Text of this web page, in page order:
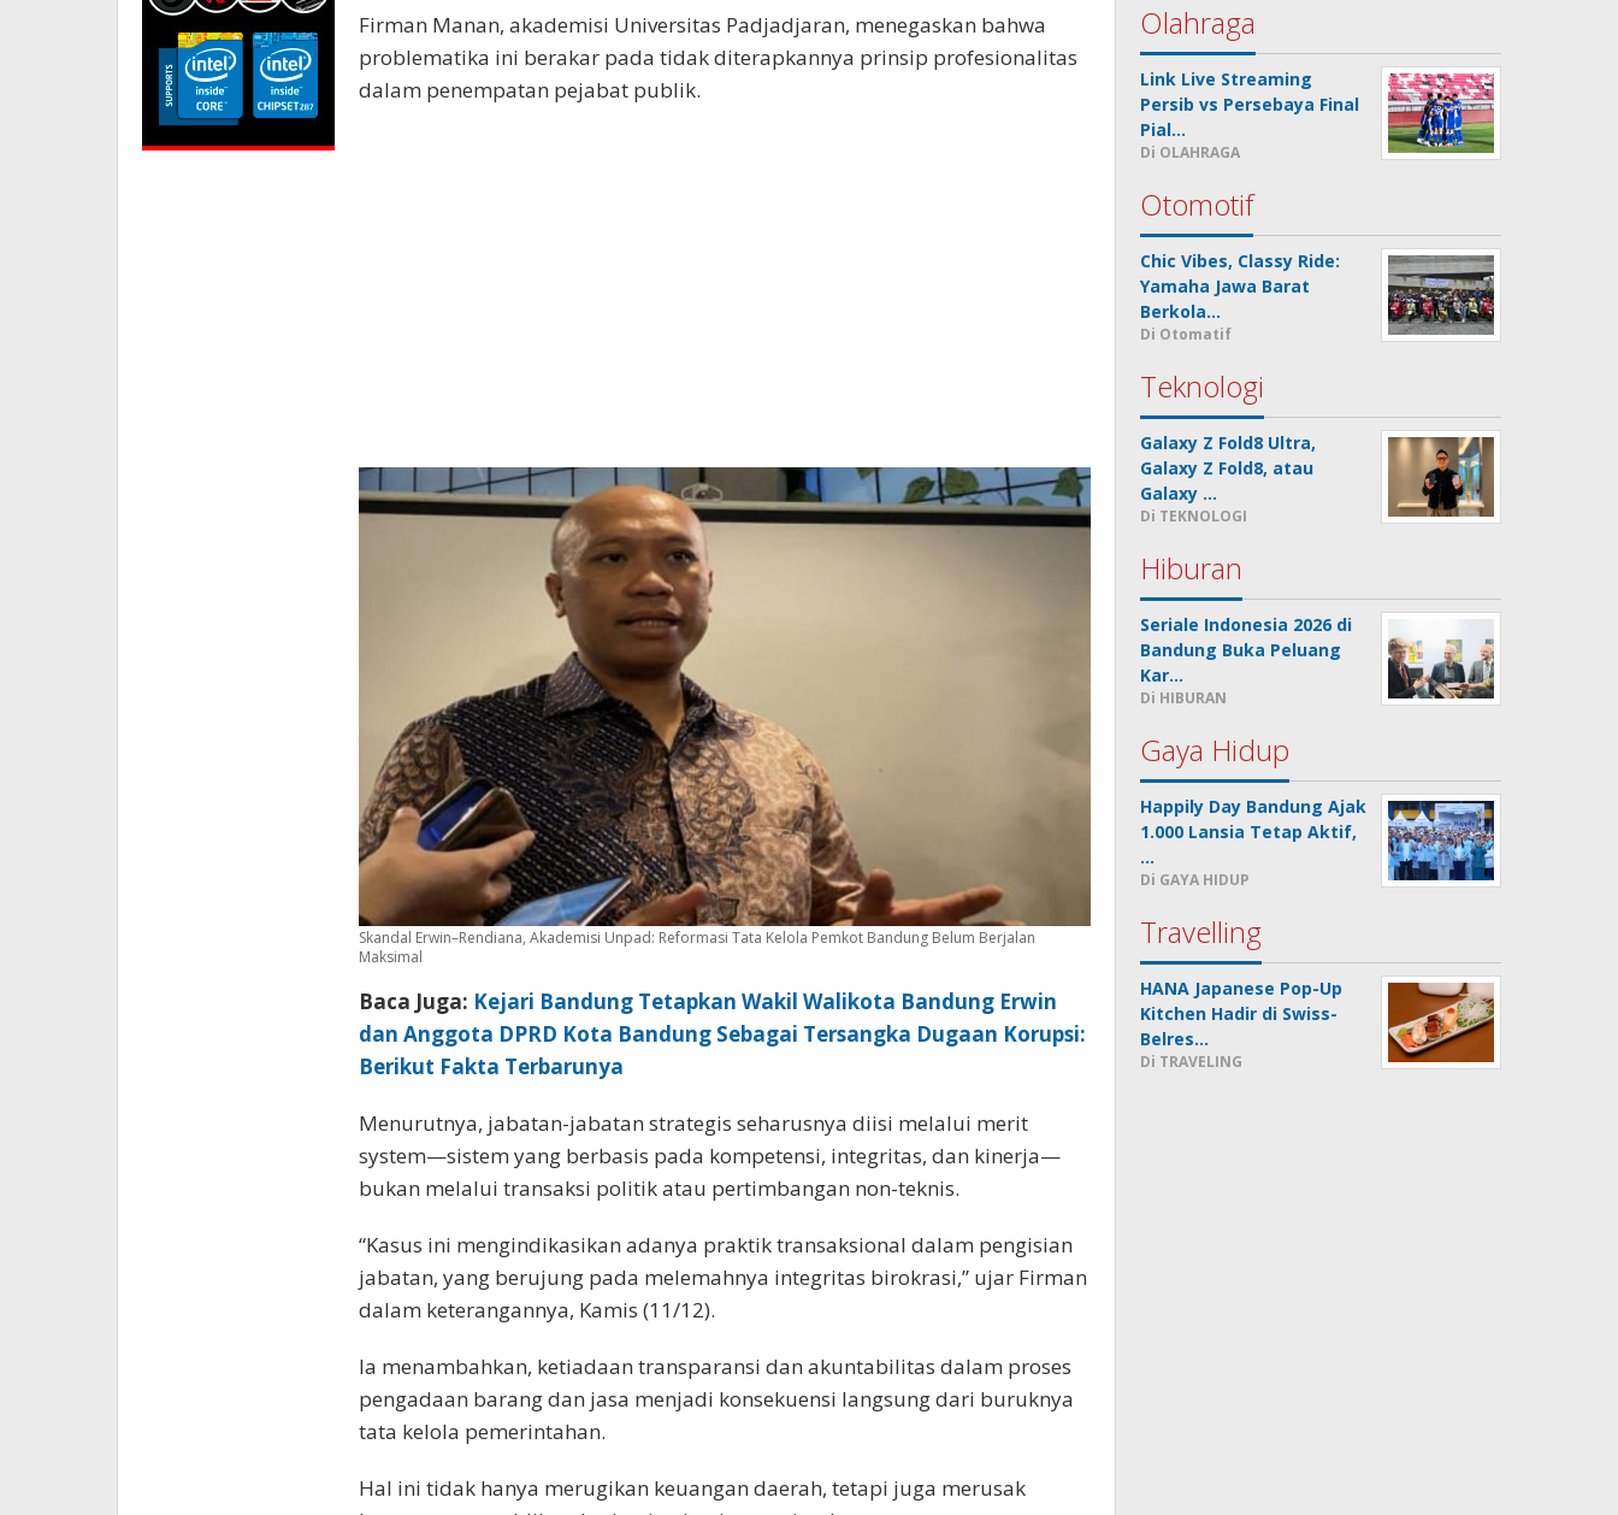
Firman Manan, akademisi Universitas Padjadjaran, menegaskan bahwa
problematika ini berakar pada tidak diterapkannya prinsip profesionalitas
dalam penempatan pejabat publik.
Skandal Erwin–Rendiana, Akademisi Unpad: Reformasi Tata Kelola Pemkot Bandung Belum Berjalan
Maksimal
Baca Juga: Kejari Bandung Tetapkan Wakil Walikota Bandung Erwin
dan Anggota DPRD Kota Bandung Sebagai Tersangka Dugaan Korupsi:
Berikut Fakta Terbarunya
Menurutnya, jabatan-jabatan strategis seharusnya diisi melalui merit
system—sistem yang berbasis pada kompetensi, integritas, dan kinerja—
bukan melalui transaksi politik atau pertimbangan non-teknis.
“Kasus ini mengindikasikan adanya praktik transaksional dalam pengisian
jabatan, yang berujung pada melemahnya integritas birokrasi,” ujar Firman
dalam keterangannya, Kamis (11/12).
Ia menambahkan, ketiadaan transparansi dan akuntabilitas dalam proses
pengadaan barang dan jasa menjadi konsekuensi langsung dari buruknya
tata kelola pemerintahan.
Hal ini tidak hanya merugikan keuangan daerah, tetapi juga merusak
Olahraga
Link Live Streaming
Persib vs Persebaya Final
Pial…
Di OLAHRAGA
Otomotif
Chic Vibes, Classy Ride:
Yamaha Jawa Barat
Berkola…
Di Otomatif
Teknologi
Galaxy Z Fold8 Ultra,
Galaxy Z Fold8, atau
Galaxy …
Di TEKNOLOGI
Hiburan
Seriale Indonesia 2026 di
Bandung Buka Peluang
Kar…
Di HIBURAN
Gaya Hidup
Happily Day Bandung Ajak
1.000 Lansia Tetap Aktif,
…
Di GAYA HIDUP
Travelling
HANA Japanese Pop-Up
Kitchen Hadir di Swiss-
Belres…
Di TRAVELING